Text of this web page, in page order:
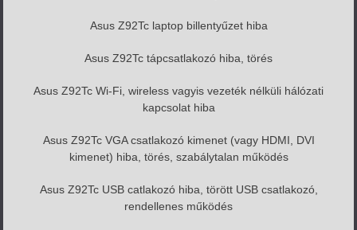
Asus Z92Tc laptop billentyűzet hiba
Asus Z92Tc tápcsatlakozó hiba, törés
Asus Z92Tc Wi-Fi, wireless vagyis vezeték nélküli hálózati
kapcsolat hiba
Asus Z92Tc VGA csatlakozó kimenet (vagy HDMI, DVI
kimenet) hiba, törés, szabálytalan működés
Asus Z92Tc USB catlakozó hiba, törött USB csatlakozó,
rendellenes működés